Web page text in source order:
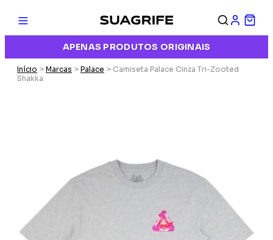
APENAS PRODUTOS ORIGINAIS
Início > Marcas > Palace > Camiseta Palace Cinza Tri-Zooted
Shakka